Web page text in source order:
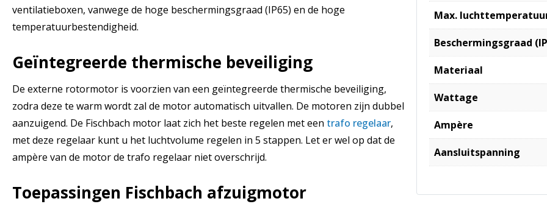
ventilatieboxen, vanwege de hoge beschermingsgraad (IP65) en de hoge
temperatuurbestendigheid.
Geïntegreerde thermische beveiliging
De externe rotormotor is voorzien van een geïntegreerde thermische beveiliging,
zodra deze te warm wordt zal de motor automatisch uitvallen. De motoren zijn dubbel
aanzuigend. De Fischbach motor laat zich het beste regelen met een trafo regelaar,
met deze regelaar kunt u het luchtvolume regelen in 5 stappen. Let er wel op dat de
ampère van de motor de trafo regelaar niet overschrijd.
Toepassingen Fischbach afzuigmotor
Max.
Beschermingsgraad
Materiaal
Wattage
Ampère
Aansluitspanning